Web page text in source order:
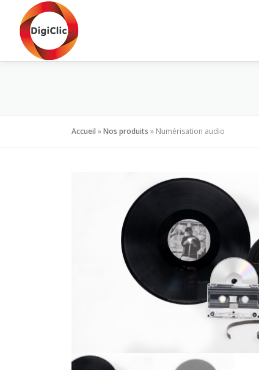
contenu
Accueil »Nos produits » Numérisation audio